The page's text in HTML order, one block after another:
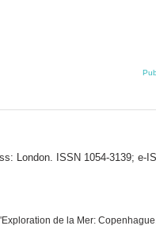
London. ISSN 1054-3139; e-
de la Mer: